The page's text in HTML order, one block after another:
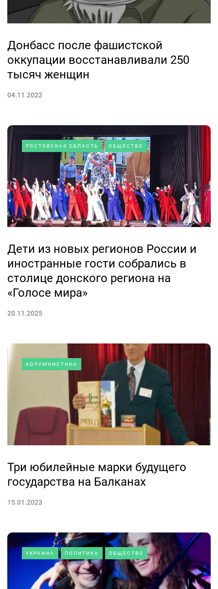
Донбасс после фашистской
оккупации восстанавливали 250
тысяч женщин
04.11.2022
РОСТОВСКАЯ ОБЛАСТЬ ОБЩЕСТВО
Дети из новых регионов России и
иностранные гости собрались в
столице донского региона на
«Голосе мира»
20.11.2025
КОЛУМНИСТИКА
Три юбилейные марки будущего
государства на Балканах
15.01.2023
УКРАИНА ПОЛИТИКА ОБЩЕСТВО